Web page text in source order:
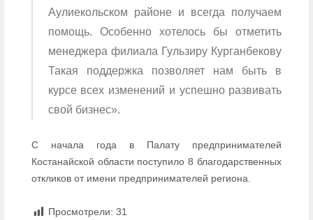
Аулиекольском районе и всегда получаем
помощь. Особенно хотелось бы отметить
менеджера филиала Гульзиру Курганбекову
Такая поддержка позволяет нам быть в
курсе всех изменений и успешно развивать
свой бизнес».
С начала года в Палату предпринимателей
Костанайской области поступило 8 благодарственных
откликов от имени предпринимателей региона.
Просмотрели: 31